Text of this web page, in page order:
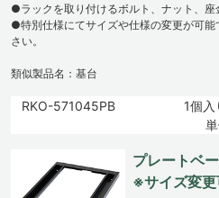
●ラックを取り付けるボルト、ナット、座
●特別仕様にてサイズや仕様の変更が可
さい。
類似製品名：基台
RKO-571045PB
1個入
プレートベ
※サイズ変更